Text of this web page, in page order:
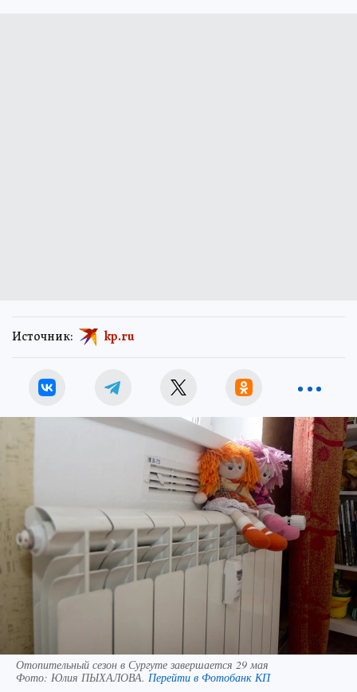
Источник: kp.ru
Отопительный сезон в Сургуте завершается 29 мая
Фото: Юлия ПЫХАЛОВА. Перейти в Фотобанк КП